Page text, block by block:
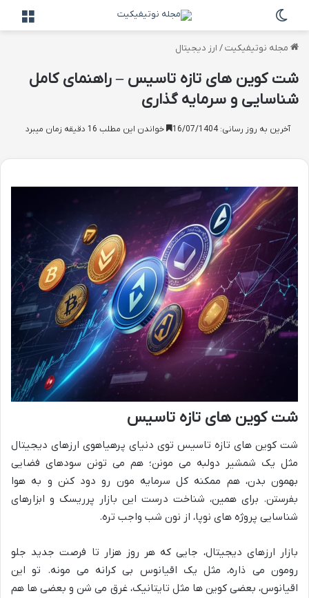
مجله نوتیفیکیت/ ارز دیجیتال
شت کوین های تازه تاسیس – راهنمای کامل
شناسایی و سرمایه گذاری
آخرین به روز رسانی: 16/07/1404 خواندن این مطلب 16 دقیقه زمان میبرد
شت کوین های تازه تاسیس
شت کوین های تازه تاسیس توی دنیای پرهیاهوی ارزهای دیجیتال
مثل یک شمشیر دولبه می مونن؛ هم می تونن سودهای فضایی
بهمون بدن، هم ممکنه کل سرمایه مون رو دود کنن و به هوا
بفرستن. برای همین، شناخت درست این بازار پرریسک و ابزارهای
شناسایی پروژه های نوپا، از نون شب واجب تره.
بازار ارزهای دیجیتال، جایی که هر روز هزار تا فرصت جدید جلو
رومون می ذاره، مثل یک اقیانوس بی کرانه می مونه. تو این
اقیانوس، بعضی کوین ها مثل تایتانیک، غرق می شن و بعضی ها هم